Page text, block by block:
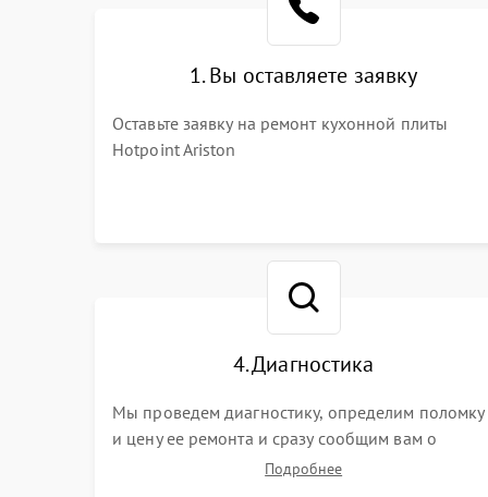
1. Вы оставляете заявку
Оставьте заявку на ремонт кухонной плиты
Hotpoint Ariston
4. Диагностика
Мы проведем диагностику, определим поломку
и цену ее ремонта и сразу сообщим вам о
сроках ее устраненияПодробнее